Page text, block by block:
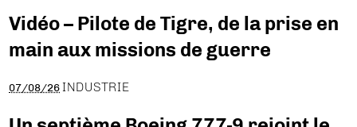
Vidéo – Pilote de Tigre, de la prise en
main aux missions de guerre
07/08/26 INDUSTRIE